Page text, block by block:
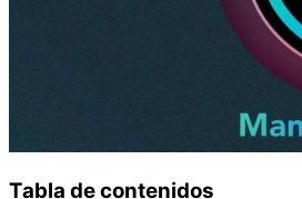
Tabla de contenidos